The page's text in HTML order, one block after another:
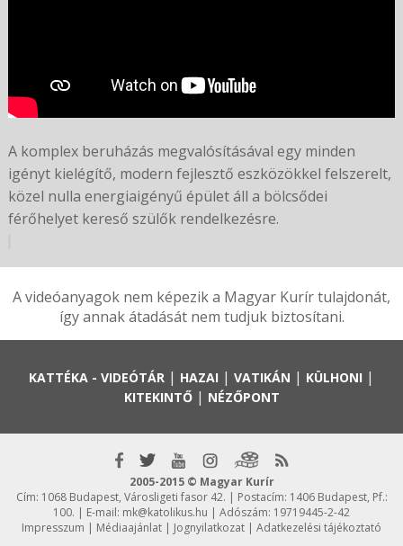
A komplex beruházás megvalósításával egy minden
igényt kielégítő, modern fejlesztő eszközökkel felszerelt,
közel nulla energiaigényű épület áll a bölcsődei
férőhelyet kereső szülők rendelkezésre.
A videóanyagok nem képezik a Magyar Kurír tulajdonát,
így annak átadását nem tudjuk biztosítani.
KATTÉKA - VIDEÓTÁR | HAZAI | VATIKÁN | KÜLHONI |
KITEKINTŐ| NÉZŐPONT
2005-2015 © Magyar Kurír
Cím: 1068 Budapest, Városligeti fasor 42. | Postacím: 1406 Budapest, Pf.:
100. | E-mail: mk@katolikus.hu | Adószám: 19719445-2-42
Impresszum | Médiaajánlat | Jognyilatkozat | Adatkezelési tájékoztató